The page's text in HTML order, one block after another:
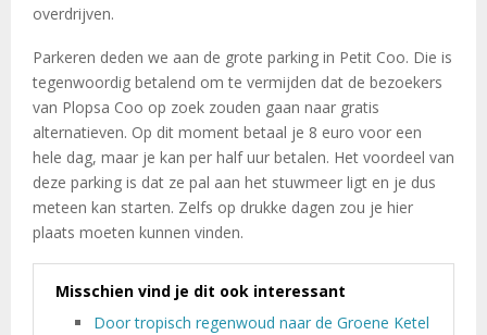
overdrijven.
Parkeren deden we aan de grote parking in Petit Coo. Die is
tegenwoordig betalend om te vermijden dat de bezoekers
van Plopsa Coo op zoek zouden gaan naar gratis
alternatieven. Op dit moment betaal je 8 euro voor een
hele dag, maar je kan per half uur betalen. Het voordeel van
deze parking is dat ze pal aan het stuwmeer ligt en je dus
meteen kan starten. Zelfs op drukke dagen zou je hier
plaats moeten kunnen vinden.
Misschien vind je dit ook interessant
Door tropisch regenwoud naar de Groene Ketel